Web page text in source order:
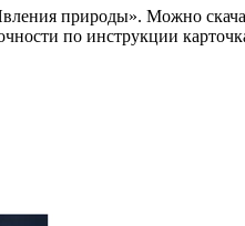
природы». Можно
по инструкции